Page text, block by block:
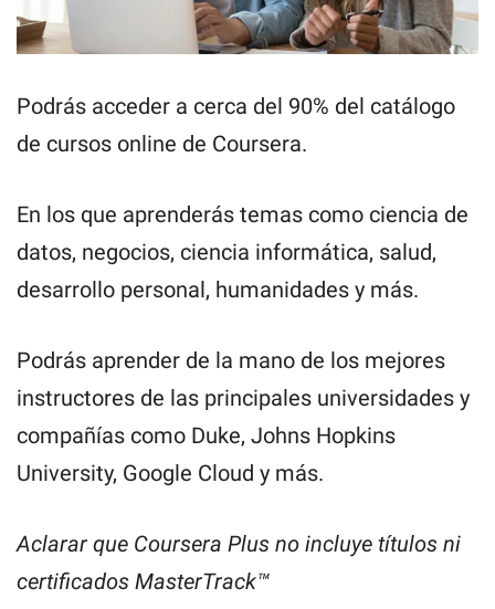
Podrás acceder a cerca del 90% del catálogo
de cursos online de Coursera.
En los que aprenderás temas como ciencia de
datos, negocios, ciencia informática, salud,
desarrollo personal, humanidades y más.
Podrás aprender de la mano de los mejores
instructores de las principales universidades y
compañías como Duke, Johns Hopkins
University, Google Cloud y más.
Aclarar que Coursera Plus no incluye títulos ni
certificados MasterTrack™